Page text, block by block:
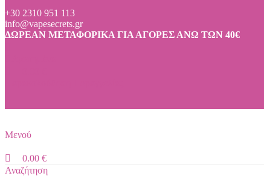
+30 2310 951 113
info@vapesecrets.gr
ΔΩΡΕΑΝ ΜΕΤΑΦΟΡΙΚΑ ΓΙΑ ΑΓΟΡΕΣ ΑΝΩ ΤΩΝ 40€
Μενού
0.00 €
Αναζήτηση